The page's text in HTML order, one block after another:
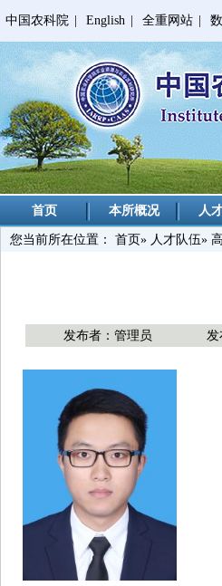
中国农科院 English 全重网站
首页 本所概况 人
您当前所在位置： 首页» 人才队伍»
发布者：管理员 发